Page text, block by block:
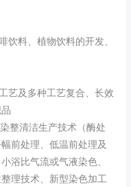
料、植物饮料的开发、
艺及多种工艺复合、长效
整清洁生产技术（酶处
前处理、低温前处理及
浴比气流或气液染色、
理技术、新型染色加工